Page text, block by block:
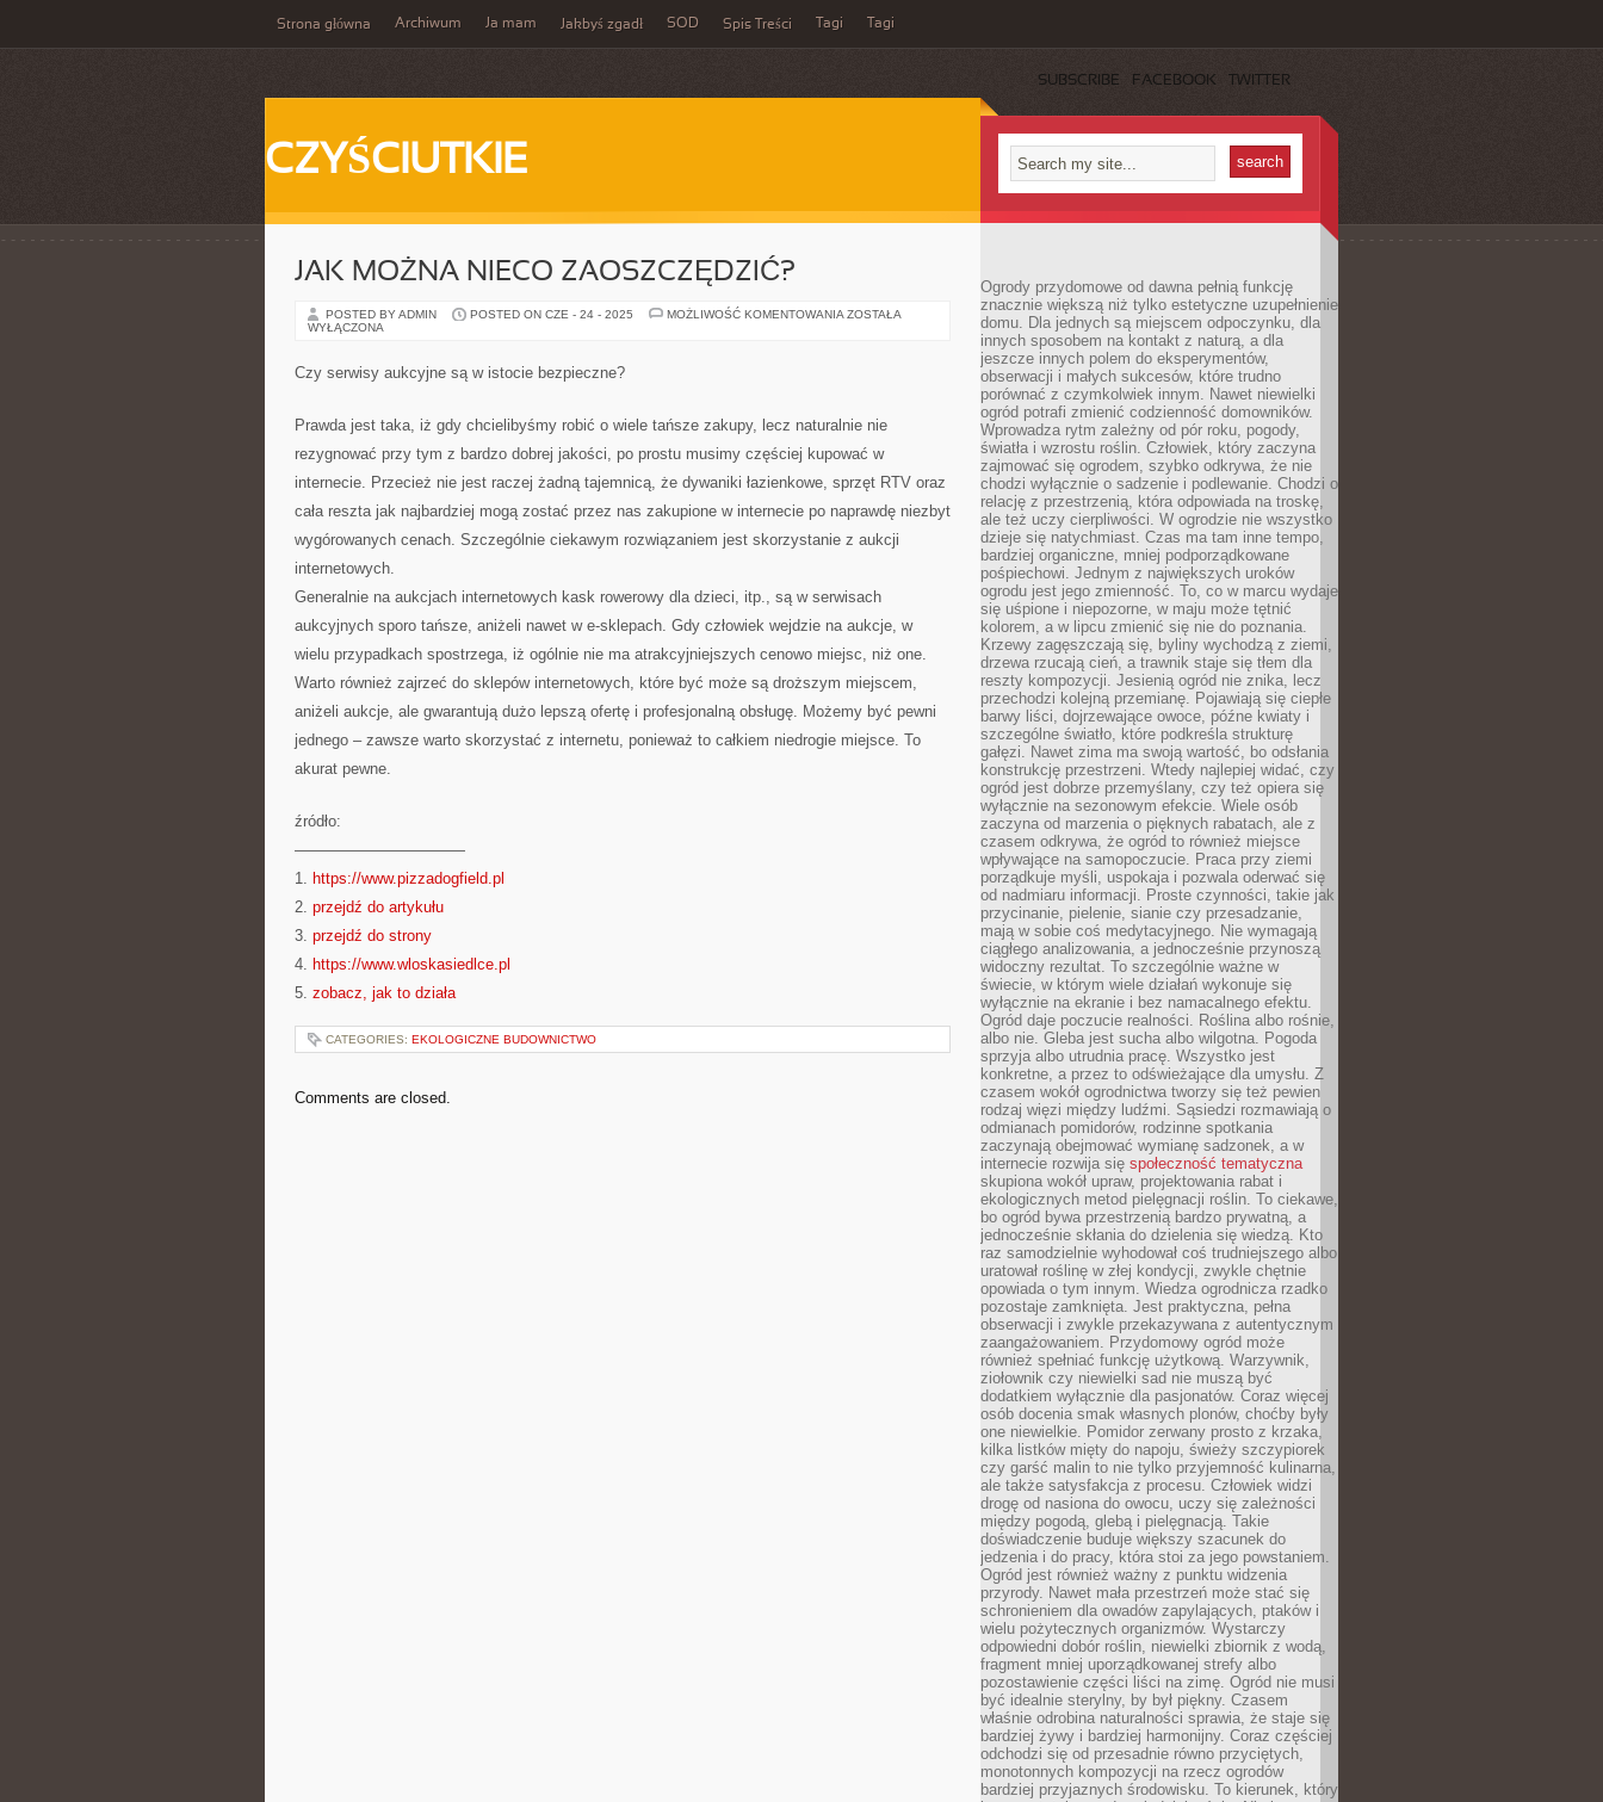
Strona główna Archiwum Ja mam Jakbyś zgadł SOD Spis Treści Tagi Tagi
SUBSCRIBE FACEBOOK TWITTER
CZYŚCIUTKIE
JAK MOŻNA NIECO ZAOSZCZĘDZIĆ?
POSTED BY ADMIN POSTED ON CZE - 24 - 2025 MOŻLIWOŚĆ KOMENTOWANIA JAK
ZOSTAŁA
WYŁĄCZONA
Czy serwisy aukcyjne są w istocie bezpieczne?
Prawda jest taka, iż gdy chcielibyśmy robić o wiele tańsze zakupy, lecz naturalnie nie
rezygnować przy tym z bardzo dobrej jakości, po prostu musimy częściej kupować w
internecie. Przecież nie jest raczej żadną tajemnicą, że dywaniki łazienkowe, sprzęt RTV oraz
cała reszta jak najbardziej mogą zostać przez nas zakupione w internecie po naprawdę niezbyt
wygórowanych cenach. Szczególnie ciekawym rozwiązaniem jest skorzystanie z aukcji
internetowych.
Generalnie na aukcjach internetowych kask rowerowy dla dzieci, itp., są w serwisach
aukcyjnych sporo tańsze, aniżeli nawet w e-sklepach. Gdy człowiek wejdzie na aukcje, w
wielu przypadkach spostrzega, iż ogólnie nie ma atrakcyjniejszych cenowo miejsc, niż one.
Warto również zajrzeć do sklepów internetowych, które być może są droższym miejscem,
aniżeli aukcje, ale gwarantują dużo lepszą ofertę i profesjonalną obsługę. Możemy być pewni
jednego – zawsze warto skorzystać z internetu, ponieważ to całkiem niedrogie miejsce. To
akurat pewne.
źródło:
———————————
1. https://www.pizzadogfield.pl
2. przejdź do artykułu
3. przejdź do strony
4. https://www.wloskasiedlce.pl
5. zobacz, jak to działa
CATEGORIES: EKOLOGICZNE BUDOWNICTWO
Comments are closed.
Ogrody przydomowe od dawna pełnią funkcję
znacznie większą niż tylko estetyczne uzupełnienie
domu. Dla jednych są miejscem odpoczynku, dla
innych sposobem na kontakt z naturą, a dla
jeszcze innych polem do eksperymentów,
obserwacji i małych sukcesów, które trudno
porównać z czymkolwiek innym. Nawet niewielki
ogród potrafi zmienić codzienność domowników.
Wprowadza rytm zależny od pór roku, pogody,
światła i wzrostu roślin. Człowiek, który zaczyna
zajmować się ogrodem, szybko odkrywa, że nie
chodzi wyłącznie o sadzenie i podlewanie. Chodzi o
relację z przestrzenią, która odpowiada na troskę,
ale też uczy cierpliwości. W ogrodzie nie wszystko
dzieje się natychmiast. Czas ma tam inne tempo,
bardziej organiczne, mniej podporządkowane
pośpiechowi. Jednym z największych uroków
ogrodu jest jego zmienność. To, co w marcu wydaje
się uśpione i niepozorne, w maju może tętnić
kolorem, a w lipcu zmienić się nie do poznania.
Krzewy zagęszczają się, byliny wychodzą z ziemi,
drzewa rzucają cień, a trawnik staje się tłem dla
reszty kompozycji. Jesienią ogród nie znika, lecz
przechodzi kolejną przemianę. Pojawiają się ciepłe
barwy liści, dojrzewające owoce, późne kwiaty i
szczególne światło, które podkreśla strukturę
gałęzi. Nawet zima ma swoją wartość, bo odsłania
konstrukcję przestrzeni. Wtedy najlepiej widać, czy
ogród jest dobrze przemyślany, czy też opiera się
wyłącznie na sezonowym efekcie. Wiele osób
zaczyna od marzenia o pięknych rabatach, ale z
czasem odkrywa, że ogród to również miejsce
wpływające na samopoczucie. Praca przy ziemi
porządkuje myśli, uspokaja i pozwala oderwać się
od nadmiaru informacji. Proste czynności, takie jak
przycinanie, pielenie, sianie czy przesadzanie,
mają w sobie coś medytacyjnego. Nie wymagają
ciągłego analizowania, a jednocześnie przynoszą
widoczny rezultat. To szczególnie ważne w
świecie, w którym wiele działań wykonuje się
wyłącznie na ekranie i bez namacalnego efektu.
Ogród daje poczucie realności. Roślina albo rośnie,
albo nie. Gleba jest sucha albo wilgotna. Pogoda
sprzyja albo utrudnia pracę. Wszystko jest
konkretne, a przez to odświeżające dla umysłu. Z
czasem wokół ogrodnictwa tworzy się też pewien
rodzaj więzi między ludźmi. Sąsiedzi rozmawiają o
odmianach pomidorów, rodzinne spotkania
zaczynają obejmować wymianę sadzonek, a w
internecie rozwija się społeczność tematyczna
skupiona wokół upraw, projektowania rabat i
ekologicznych metod pielęgnacji roślin. To ciekawe,
bo ogród bywa przestrzenią bardzo prywatną, a
jednocześnie skłania do dzielenia się wiedzą. Kto
raz samodzielnie wyhodował coś trudniejszego albo
uratował roślinę w złej kondycji, zwykle chętnie
opowiada o tym innym. Wiedza ogrodnicza rzadko
pozostaje zamknięta. Jest praktyczna, pełna
obserwacji i zwykle przekazywana z autentycznym
zaangażowaniem. Przydomowy ogród może
również spełniać funkcję użytkową. Warzywnik,
ziołownik czy niewielki sad nie muszą być
dodatkiem wyłącznie dla pasjonatów. Coraz więcej
osób docenia smak własnych plonów, choćby były
one niewielkie. Pomidor zerwany prosto z krzaka,
kilka listków mięty do napoju, świeży szczypiorek
czy garść malin to nie tylko przyjemność kulinarna,
ale także satysfakcja z procesu. Człowiek widzi
drogę od nasiona do owocu, uczy się zależności
między pogodą, glebą i pielęgnacją. Takie
doświadczenie buduje większy szacunek do
jedzenia i do pracy, która stoi za jego powstaniem.
Ogród jest również ważny z punktu widzenia
przyrody. Nawet mała przestrzeń może stać się
schronieniem dla owadów zapylających, ptaków i
wielu pożytecznych organizmów. Wystarczy
odpowiedni dobór roślin, niewielki zbiornik z wodą,
fragment mniej uporządkowanej strefy albo
pozostawienie części liści na zimę. Ogród nie musi
być idealnie sterylny, by był piękny. Czasem
właśnie odrobina naturalności sprawia, że staje się
bardziej żywy i bardziej harmonijny. Coraz częściej
odchodzi się od przesadnie równo przyciętych,
monotonnych kompozycji na rzecz ogrodów
bardziej przyjaznych środowisku. To kierunek, który